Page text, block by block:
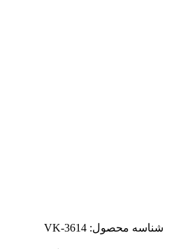
شناسه محصول: VK-3614